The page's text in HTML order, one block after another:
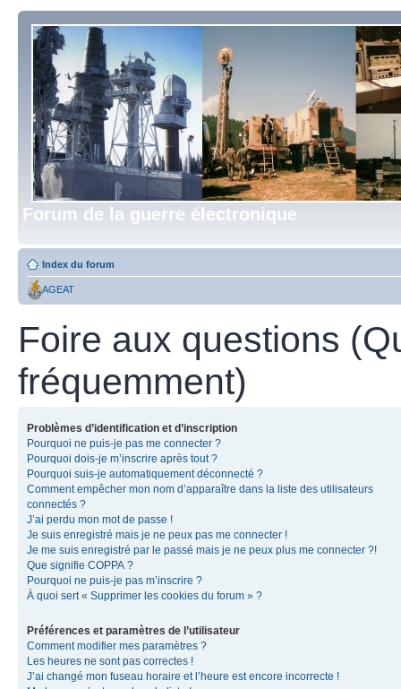
Forum de la guerre électronique
Index du forum
AGEAT
Foire aux questions
fréquemment)
Problèmes d’identification et d’inscription
Pourquoi ne puis-je pas me connecter ?
Pourquoi dois-je m’inscrire après tout ?
Pourquoi suis-je automatiquement déconnecté ?
Comment empêcher mon nom d’apparaître dans la liste des utilisateurs
connectés ?
J’ai perdu mon mot de passe !
Je suis enregistré mais je ne peux pas me connecter !
Je me suis enregistré par le passé mais je ne peux plus me connecter ?!
Que signifie COPPA ?
Pourquoi ne puis-je pas m’inscrire ?
À quoi sert « Supprimer les cookies du forum » ?
Préférences et paramètres de l’utilisateur
Comment modifier mes paramètres ?
Les heures ne sont pas correctes !
J’ai changé mon fuseau horaire et l’heure est encore incorrecte !